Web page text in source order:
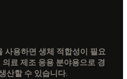
사용하면 생체 적합성이 필요
료 제조 응용 분야용으로 경
산할 수 있습니다.